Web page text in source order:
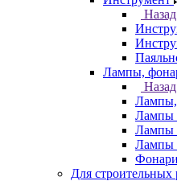
Назад
Лампы,
Назад
Лампы
Лампы
Лампы
Фонари
Для строительных